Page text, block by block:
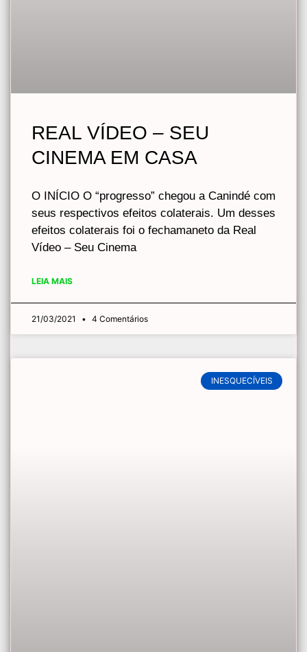
REAL VÍDEO – SEU
CINEMA EM CASA
O INÍCIO O “progresso” chegou a Canindé com
seus respectivos efeitos colaterais. Um desses
efeitos colaterais foi o fechamaneto da Real
Vídeo – Seu Cinema
LEIA MAIS
21/03/2021 4 Comentários
INESQUECÍVEIS